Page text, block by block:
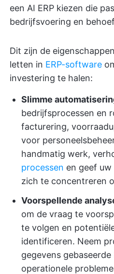
een AI ERP kiezen die
bedrijfsvoering en
Dit zijn de
letten in ERP-software
investering te halen:
Slimme
bedrijfsprocessen en
facturering,
voor
handmatig werk,
processen en geef
zich te concentreren
Voorspellende
om de vraag te
te volgen en
identificeren. Neem
gegevens
operationele